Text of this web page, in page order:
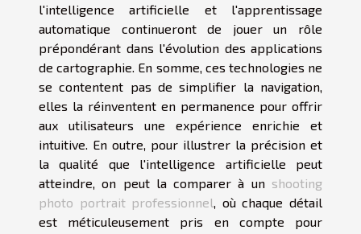
l'intelligence artificielle et l'apprentissage
automatique continueront de jouer un rôle
prépondérant dans l'évolution des applications
de cartographie. En somme, ces technologies ne
se contentent pas de simplifier la navigation,
elles la réinventent en permanence pour offrir
aux utilisateurs une expérience enrichie et
intuitive. En outre, pour illustrer la précision et
la qualité que l'intelligence artificielle peut
atteindre, on peut la comparer à un shooting
photo portrait professionnel, où chaque détail
est méticuleusement pris en compte pour